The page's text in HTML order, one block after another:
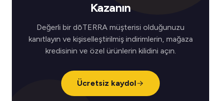
Kazanın
Değerli bir dōTERRA müşterisi olduğunuzu
kanıtlayın ve kişiselleştirilmiş indirimlerin, mağaza
kredisinin ve özel ürünlerin kilidini açın.
Ücretsiz kaydol